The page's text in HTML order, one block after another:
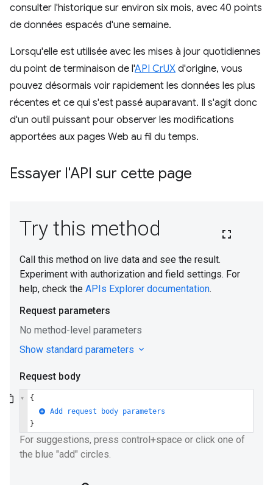
consulter l'historique sur environ six mois, avec 40 points
de données espacés d'une semaine.
Lorsqu'elle est utilisée avec les mises à jour quotidiennes
du point de terminaison de l'API CrUX d'origine, vous
pouvez désormais voir rapidement les données les plus
récentes et ce qui s'est passé auparavant. Il s'agit donc
d'un outil puissant pour observer les modifications
apportées aux pages Web au fil du temps.
Essayer l'API sur cette page